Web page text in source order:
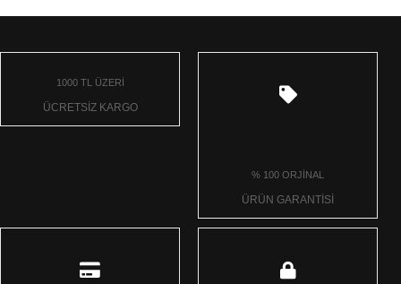
1000 TL ÜZERİ
ÜCRETSİZ KARGO
% 100 ORJİNAL
ÜRÜN GARANTİSİ